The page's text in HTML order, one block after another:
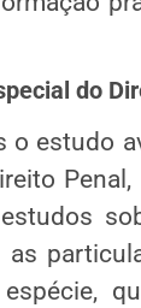
do
o estudo
Penal,